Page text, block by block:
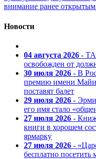
внимание ранее
Новости
04 августа 2026 -
освобожден от
30 июля 2026 - В
премию имени Майи
поставят балет
29 июля 2026 -
его имя стало
27 июля 2026 -
книги в хорошем
ярмарку
27 июля 2026 -
бесплатно